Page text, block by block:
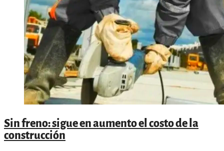
Sin freno: sigue en aumento el costo de la
construcción